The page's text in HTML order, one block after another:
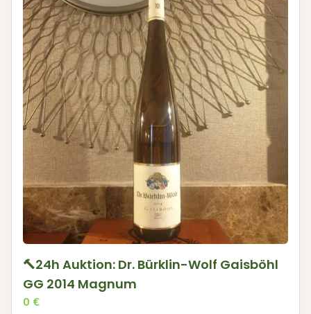
🔨24h Auktion: Dr. Bürklin-Wolf Gaisböhl
GG 2014 Magnum
0 €